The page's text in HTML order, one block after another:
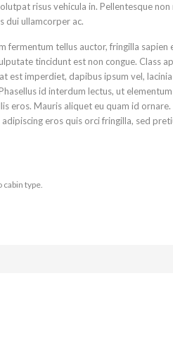
risus vehicula in. Pellentesque non
dui ullamcorper ac.
fermentum tellus auctor, fringilla sapien
tincidunt est non congue. Class
est imperdiet, dapibus ipsum vel,
id interdum lectus, ut
eros. Mauris aliquet eu quam id
eros quis orci fringilla, sed
type.